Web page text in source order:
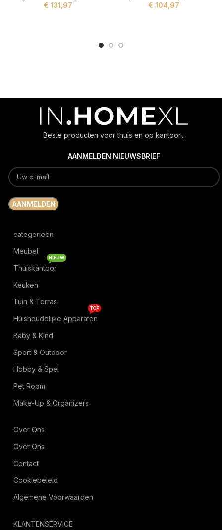
€ 131,97
€ 104,97
Beste producten voor thuis en op kantoor...
AANMELDEN NIEUWSBRIEF
categorieën
Meubel
Thuiskantoor
NIEUW
Keuken
Tuin & Terras
Huishoudelijke Apparaten
TOP
Baby & Kind
Sport & Outdoor
Hobby & Spel
Pet Room
Make-Up & Organizers
Over Ons
Over Ons
Contact
Cookiebeleid
Algemene Voorwaarden
KLANTENSERVICE